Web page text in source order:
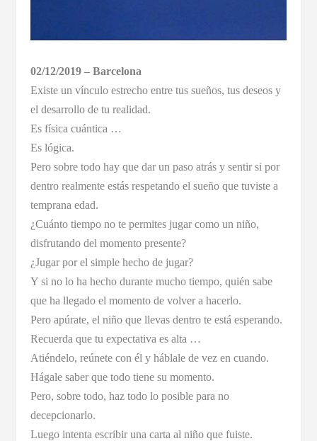
02/12/2019 – Barcelona
Existe un vínculo estrecho entre tus sueños, tus deseos y
el desarrollo de tu realidad.
Es física cuántica …
Es lógica.
Pero sobre todo hay que dar un paso atrás y sentir si por
dentro realmente estás respetando el sueño que tuviste a
temprana edad.
¿Cuánto tiempo no te permites jugar como un niño,
disfrutando del momento presente?
¿Jugar por el simple hecho de jugar?
Y si no lo ha hecho durante mucho tiempo, quién sabe
que ha llegado el momento de volver a hacerlo.
Pero apúrate, el niño que llevas dentro te está esperando.
Recuerda que tu expectativa es alta …
Atiéndelo, reúnete con él y háblale de vez en cuando.
Hágale saber que todo tiene su momento.
Pero, sobre todo, haz todo lo posible para no
decepcionarlo.
Luego intenta escribir una carta al niño que fuiste.